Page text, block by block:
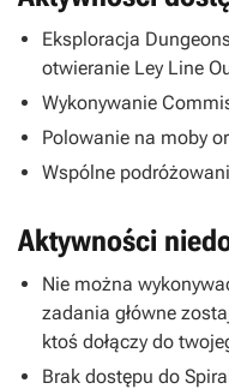
Eksploracja
otwieranie Ley Line
Wykonywanie
Polowanie na moby
Wspólne
Aktywności
Nie można
zadania główne
ktoś dołączy do
Brak dostępu do